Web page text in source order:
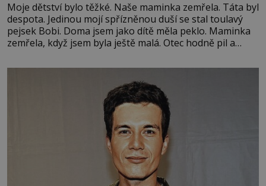
Moje dětství bylo těžké. Naše maminka zemřela. Táta byl
despota. Jedinou mojí spřízněnou duší se stal toulavý
pejsek Bobi. Doma jsem jako dítě měla peklo. Maminka
zemřela, když jsem byla ještě malá. Otec hodně pil a
chodila do školy u nás na vesnici. Měli mě tam rádi,